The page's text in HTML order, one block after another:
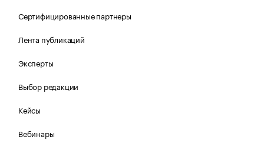
Сертифицированные партнеры
Лента публикаций
Эксперты
Выбор редакции
Кейсы
Вебинары